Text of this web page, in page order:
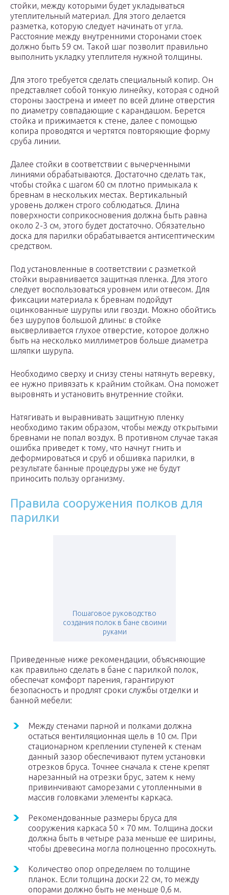
стойки, между которыми будет укладываться
утеплительный материал. Для этого делается
разметка, которую следует начинать от угла.
Расстояние между внутренними сторонами стоек
должно быть 59 см. Такой шаг позволит правильно
выполнить укладку утеплителя нужной толщины.
Для этого требуется сделать специальный копир. Он
представляет собой тонкую линейку, которая с одной
стороны заострена и имеет по всей длине отверстия
по диаметру совпадающие с карандашом. Берется
стойка и прижимается к стене, далее с помощью
копира проводятся и чертятся повторяющие форму
сруба линии.
Далее стойки в соответствии с вычерченными
линиями обрабатываются. Достаточно сделать так,
чтобы стойка с шагом 60 см плотно примыкала к
бревнам в нескольких местах. Вертикальный
уровень должен строго соблюдаться. Длина
поверхности соприкосновения должна быть равна
около 2-3 см, этого будет достаточно. Обязательно
доска для парилки обрабатывается антисептическим
средством.
Под установленные в соответствии с разметкой
стойки выравнивается защитная пленка. Для этого
следует воспользоваться уровнем или отвесом. Для
фиксации материала к бревнам подойдут
оцинкованные шурупы или гвозди. Можно обойтись
без шурупов большой длины: в стойке
высверливается глухое отверстие, которое должно
быть на несколько миллиметров больше диаметра
шляпки шурупа.
Необходимо сверху и снизу стены натянуть веревку,
ее нужно привязать к крайним стойкам. Она поможет
выровнять и установить внутренние стойки.
Натягивать и выравнивать защитную пленку
необходимо таким образом, чтобы между открытыми
бревнами не попал воздух. В противном случае такая
ошибка приведет к тому, что начнут гнить и
деформироваться и сруб и обшивка парилки, в
результате банные процедуры уже не будут
приносить пользу организму.
Правила сооружения полков для
парилки
Пошаговое руководство
создания полок в бане своими
руками
Приведенные ниже рекомендации, объясняющие
как правильно сделать в бане с парилкой полок,
обеспечат комфорт парения, гарантируют
безопасность и продлят сроки службы отделки и
банной мебели:
Между стенами парной и полками должна
остаться вентиляционная щель в 10 см. При
стационарном креплении ступеней к стенам
данный зазор обеспечивают путем установки
отрезков бруса. Точнее сначала к стене крепят
нарезанный на отрезки брус, затем к нему
привинчивают саморезами с утопленными в
массив головками элементы каркаса.
Рекомендованные размеры бруса для
сооружения каркаса 50 × 70 мм. Толщина доски
должна быть в четыре раза меньше ее ширины,
чтобы древесина могла полноценно просохнуть.
Количество опор определяем по толщине
планок. Если толщина доски 22 см, то между
опорами должно быть не меньше 0,6 м.